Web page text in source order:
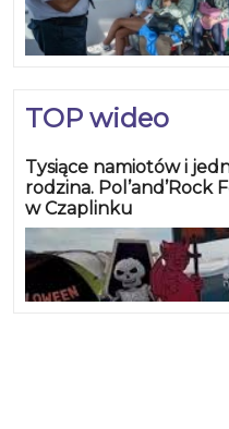
TOP wideo
Tysiące namiotów i
rodzina. Pol’and’Rock
w Czaplinku